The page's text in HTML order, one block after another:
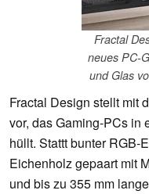
Fractal
neues PC-
und Glas
Fractal Design stellt mit
vor, das Gaming-PCs in
hüllt. Stattt bunter RGB-
Eichenholz gepaart mit
und bis zu 355 mm